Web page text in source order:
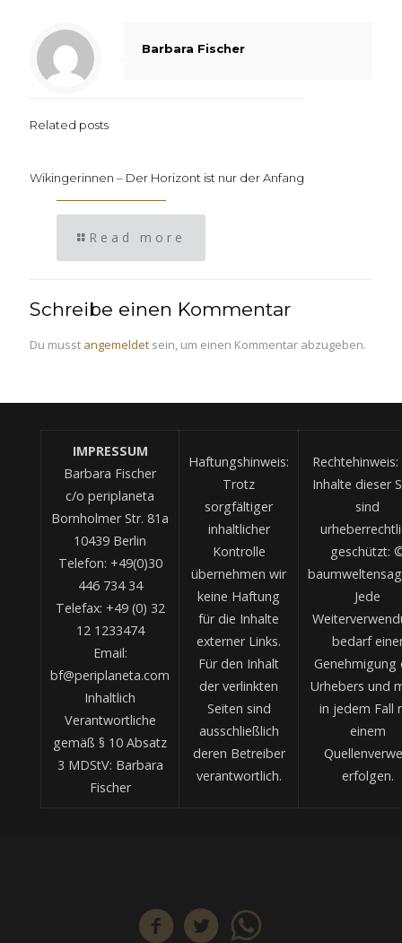
Barbara Fischer
Related posts
Wikingerinnen – Der Horizont ist nur der Anfang
Read more
Schreibe einen Kommentar
Du musst angemeldet sein, um einen Kommentar abzugeben.
IMPRESSUM
Barbara Fischer
c/o periplaneta
Bornholmer Str. 81a
10439 Berlin
Telefon: +49(0)30
446 734 34
Telefax: +49 (0) 32
12 1233474
Email:
bf@periplaneta.com
Inhaltlich
Verantwortliche
gemäß § 10 Absatz
3 MDStV: Barbara
Fischer
Haftungshinweis:
Trotz
sorgfältiger
inhaltlicher
Kontrolle
übernehmen wir
keine Haftung
für die Inhalte
externer Links.
Für den Inhalt
der verlinkten
Seiten sind
ausschließlich
deren Betreiber
verantwortlich.
Rechtehinweis:
Inhalte dieser
sind
geschützt:
Jede
bedarf
Genehmigung
Urhebers und
in jedem Fall
einem
erfolgen.